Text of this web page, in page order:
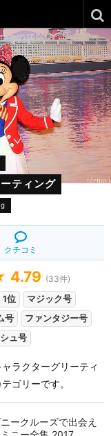
ティング
クチコミ
4.79 (33件)
1位
マジック号
号
ファンタジー号
ュ号
ラクターグリーティ
ゴリーです。
ークルーズで出会え